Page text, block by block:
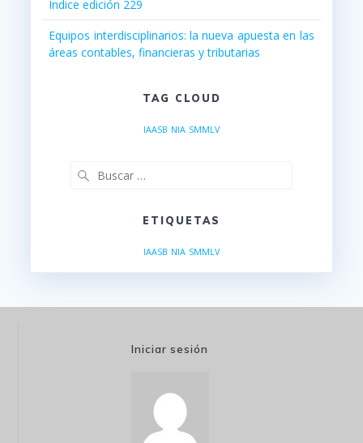
Índice edición 229
Equipos interdisciplinarios: la nueva apuesta en las
áreas contables, financieras y tributarias
TAG CLOUD
IAASB NIA SMMLV
ETIQUETAS
IAASB NIA SMMLV
Iniciar sesión